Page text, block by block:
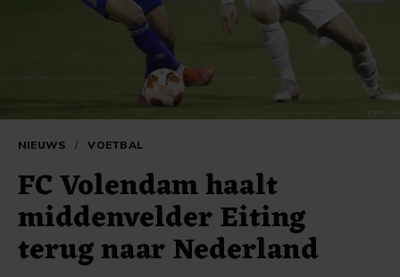
NIEUWS / VOETBAL
FC Volendam haalt
middenvelder Eiting
terug naar Nederland